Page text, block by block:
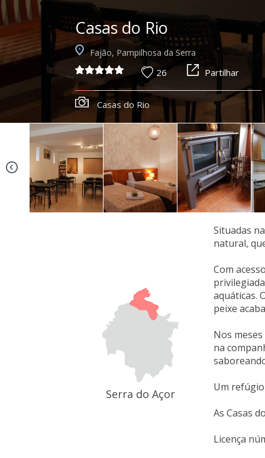
Casas do Rio
Fajão, Pampilhosa da Serra
26 Partilhar
Casas do Rio
Serra do Açor
Situadas
natural,
Com
aquáticas.
peixe
Nos
na
Um
As Casas
Licença